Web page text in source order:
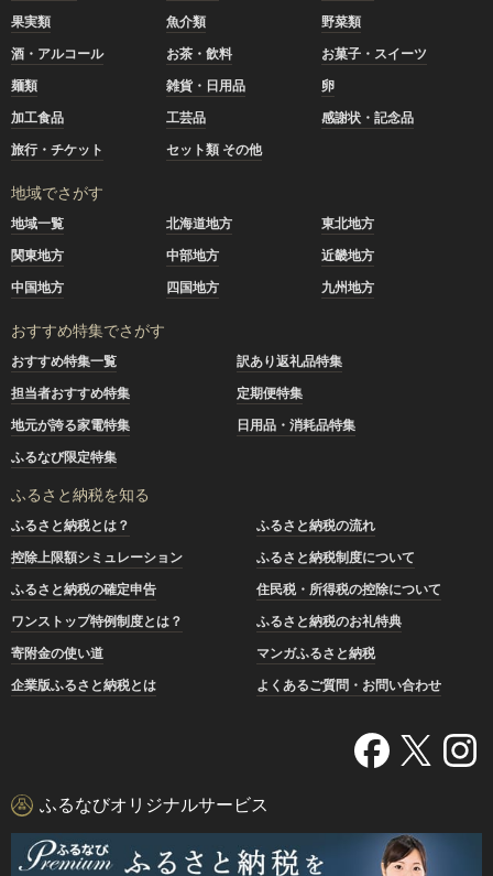
果実類
魚介類
野菜類
酒・アルコール
お茶・飲料
お菓子・スイーツ
麺類
雑貨・日用品
卵
加工食品
工芸品
感謝状・記念品
旅行・チケット
セット類 その他
地域でさがす
地域一覧 北海道地方
東北地方
関東地方
中部地方
近畿地方
中国地方
四国地方 九州地方
おすすめ特集でさがす
おすすめ特集一覧
訳あり返礼品特集
担当者おすすめ特集
定期便特集
地元が誇る家電特集
日用品・消耗品特集
ふるなび限定特集
ふるさと納税を知る
ふるさと納税とは？
ふるさと納税の流れ
控除上限額シミュレーション
ふるさと納税制度について
ふるさと納税の確定申告
住民税・所得税の控除について
ワンストップ特例制度とは？
ふるさと納税のお礼特典
寄附金の使い道
マンガふるさと納税
企業版ふるさと納税とは
よくあるご質問・お問い合わせ
ふるなびオリジナルサービス